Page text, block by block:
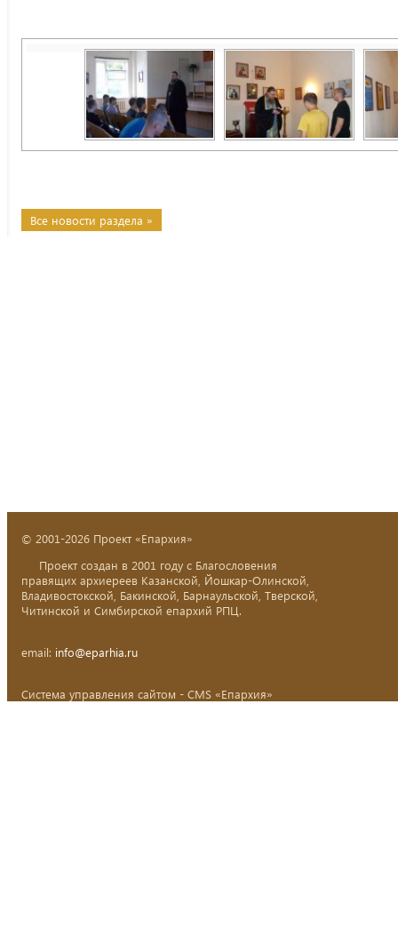
Все новости раздела »
© 2001-2026 Проект «Епархия»
Проект создан в 2001 году с Благословения
правящих архиереев Казанской, Йошкар-Олинской,
Владивостокской, Бакинской, Барнаульской, Тверской,
Читинской и Симбирской епархий РПЦ.
email: info@eparhia.ru
Система управления сайтом - CMS «Епархия»